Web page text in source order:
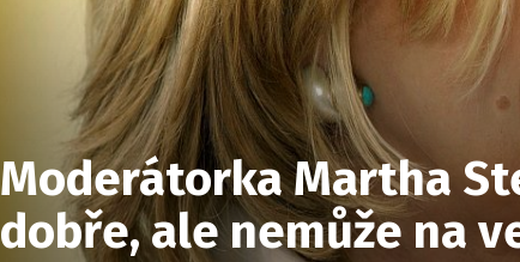
Moderátorka Martha
dobře, ale nemůže na